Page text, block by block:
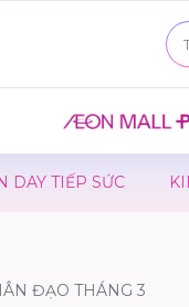
KIDS CLUB - NGÀY
ĐẠO THÁNG 3